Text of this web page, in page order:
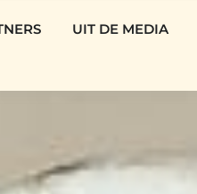
UIT DE MEDIA